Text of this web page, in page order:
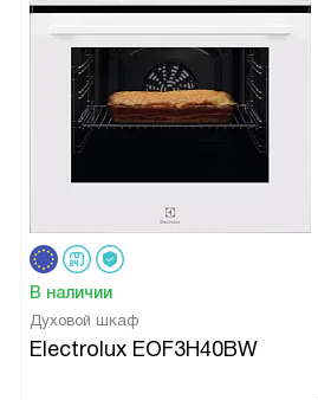
В наличии
Духовой шкаф
Electrolux EOF3H40BW